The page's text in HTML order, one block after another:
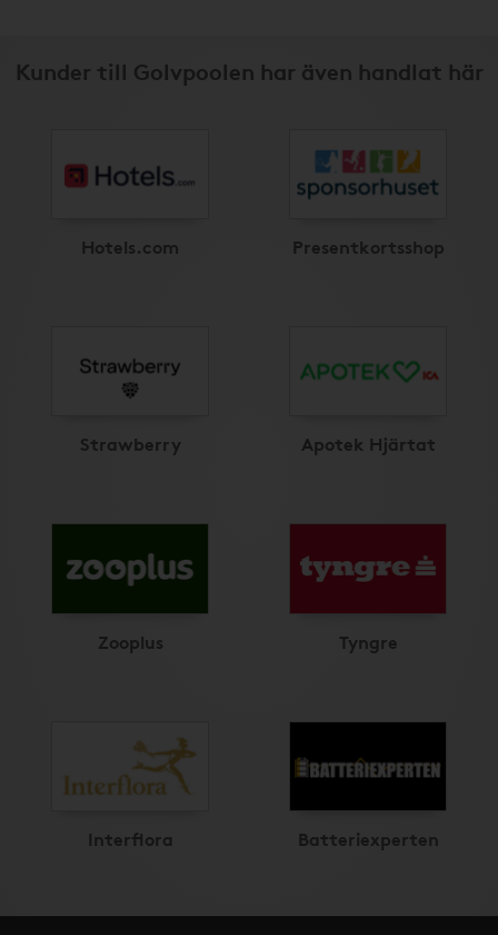
Kunder till Golvpoolen har även handlat här
Hotels.com Presentkortsshop
Strawberry Apotek Hjärtat
Zooplus Tyngre
Interflora Batteriexperten